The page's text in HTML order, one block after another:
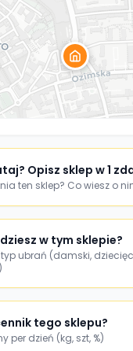
Opisz sklep w 1
ten sklep? Co wiesz o
w tym sklepie?
ubrań (damski,
tego sklepu?
per dzień (kg, szt, %)